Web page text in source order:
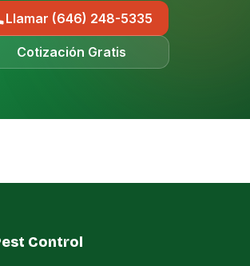
Llamar (646) 248-5335
Cotización Gratis
Control